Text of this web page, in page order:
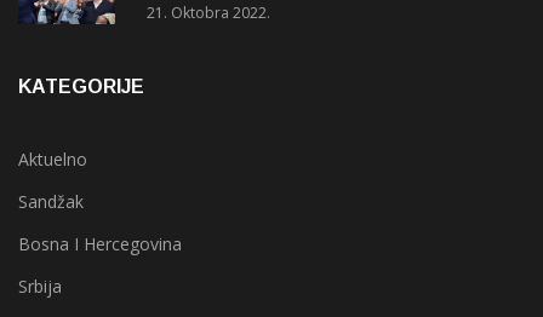
21. Oktobra 2022.
KATEGORIJE
Aktuelno
Sandžak
Bosna I Hercegovina
Srbija